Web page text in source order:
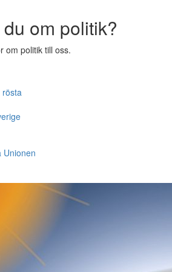
om politik?
om politik till oss.
Unionen